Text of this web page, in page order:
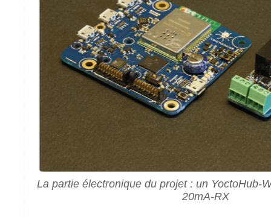
La partie électronique du projet : un YoctoHub-
20mA-RX